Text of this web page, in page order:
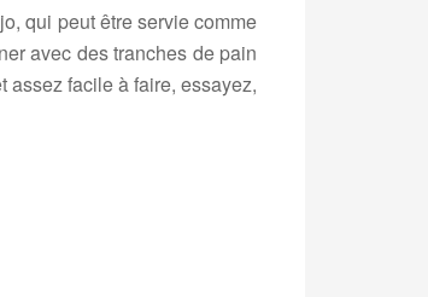
qui peut être servie comme
avec des tranches de pain
assez facile à faire, essayez,